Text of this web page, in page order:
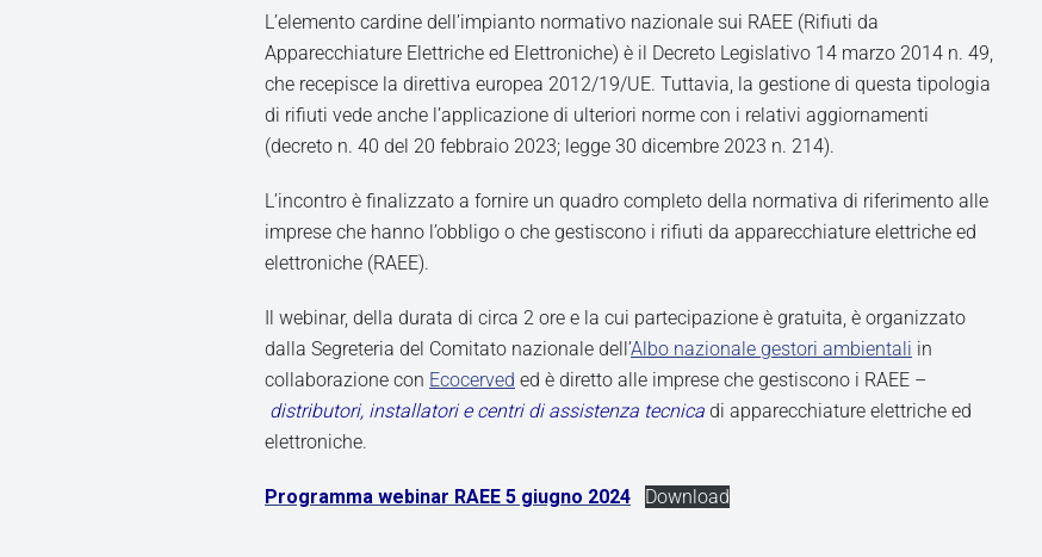
L’elemento cardine dell’impianto normativo nazionale sui RAEE (Rifiuti da
Apparecchiature Elettriche ed Elettroniche) è il Decreto Legislativo 14 marzo 2014 n. 49,
che recepisce la direttiva europea 2012/19/UE. Tuttavia, la gestione di questa tipologia
di rifiuti vede anche l’applicazione di ulteriori norme con i relativi aggiornamenti
(decreto n. 40 del 20 febbraio 2023; legge 30 dicembre 2023 n. 214).
L’incontro è finalizzato a fornire un quadro completo della normativa di riferimento alle
imprese che hanno l’obbligo o che gestiscono i rifiuti da apparecchiature elettriche ed
elettroniche (RAEE).
Il webinar, della durata di circa 2 ore e la cui partecipazione è gratuita, è organizzato
dalla Segreteria del Comitato nazionale dell’Albo nazionale gestori ambientali in
collaborazione con Ecocerved ed è diretto alle imprese che gestiscono i RAEE –
distributori, installatori e centri di assistenza tecnica di apparecchiature elettriche ed
elettroniche.
Programma webinar RAEE 5 giugno 2024 Download